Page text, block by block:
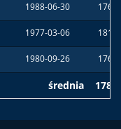
1988-06-30 176
1977-03-06 181
1980-09-26 176
średnia 178